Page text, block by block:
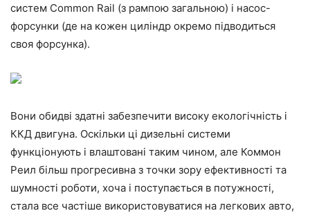
систем Common Rail (з рампою загальною) і насос-
форсунки (де на кожен циліндр окремо підводиться
своя форсунка).
Вони обидві здатні забезпечити високу екологічність і
ККД двигуна. Оскільки ці дизельні системи
функціонують і влаштовані таким чином, але Коммон
Реил більш прогресивна з точки зору ефективності та
шумності роботи, хоча і поступається в потужності,
стала все частіше використовуватися на легкових авто,